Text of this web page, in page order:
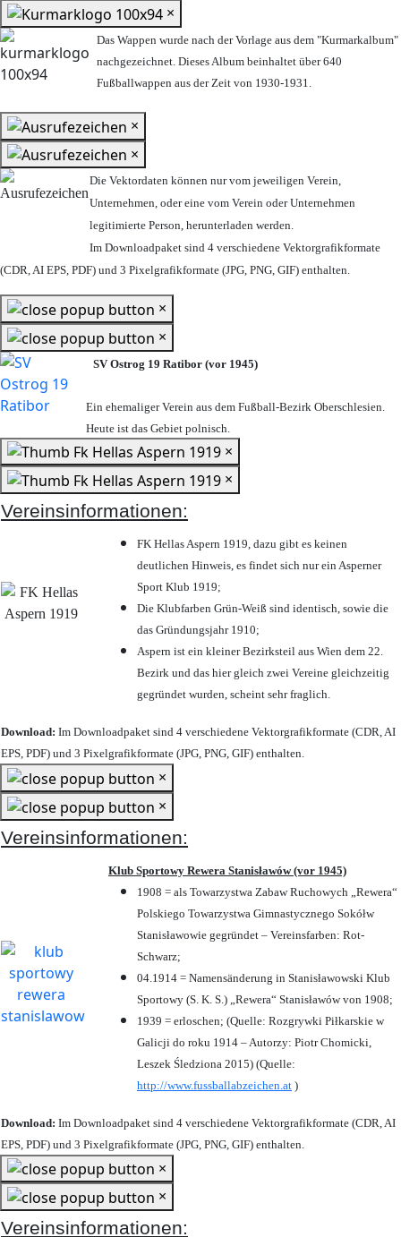
×
Das Wappen wurde nach der Vorlage aus dem "Kurmarkalbum"
nachgezeichnet. Dieses Album beinhaltet über 640
Fußballwappen aus der Zeit von 1930-1931.
×
×
Die Vektordaten können nur vom jeweiligen Verein,
Unternehmen, oder eine vom Verein oder Unternehmen
legitimierte Person, herunterladen werden.
Im Downloadpaket sind 4 verschiedene Vektorgrafikformate
(CDR, AI EPS, PDF) und 3 Pixelgrafikformate (JPG, PNG, GIF) enthalten.
×
×
SV Ostrog 19 Ratibor (vor 1945)
Ein ehemaliger Verein aus dem Fußball-Bezirk Oberschlesien.
Heute ist das Gebiet polnisch.
×
×
Vereinsinformationen:
FK Hellas Aspern 1919, dazu gibt es keinen
deutlichen Hinweis, es findet sich nur ein Asperner
Sport Klub 1919;
Die Klubfarben Grün-Weiß sind identisch, sowie die
das Gründungsjahr 1910;
Aspern ist ein kleiner Bezirksteil aus Wien dem 22.
Bezirk und das hier gleich zwei Vereine gleichzeitig
gegründet wurden, scheint sehr fraglich.
Download: Im Downloadpaket sind 4 verschiedene Vektorgrafikformate (CDR, AI
EPS, PDF) und 3 Pixelgrafikformate (JPG, PNG, GIF) enthalten.
×
×
Vereinsinformationen:
Klub Sportowy Rewera Stanisławów (vor 1945)
1908 = als Towarzystwa Zabaw Ruchowych „Rewera“
Polskiego Towarzystwa Gimnastycznego Sokółw
Stanisławowie gegründet – Vereinsfarben: Rot-
Schwarz;
04.1914 = Namensänderung in Stanisławowski Klub
Sportowy (S. K. S.) „Rewera“ Stanisławów von 1908;
1939 = erloschen; (Quelle: Rozgrywki Piłkarskie w
Galicji do roku 1914 – Autorzy: Piotr Chomicki,
Leszek Śledziona 2015) (Quelle:
http://www.fussballabzeichen.at )
Download: Im Downloadpaket sind 4 verschiedene Vektorgrafikformate (CDR, AI
EPS, PDF) und 3 Pixelgrafikformate (JPG, PNG, GIF) enthalten.
×
×
Vereinsinformationen: